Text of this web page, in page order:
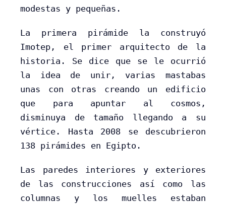
modestas y pequeñas.
La primera pirámide la construyó
Imotep, el primer arquitecto de la
historia. Se dice que se le ocurrió
la idea de unir, varias mastabas
unas con otras creando un edificio
que para apuntar al cosmos,
disminuya de tamaño llegando a su
vértice. Hasta 2008 se descubrieron
138 pirámides en Egipto.
Las paredes interiores y exteriores
de las construcciones así como las
columnas y los muelles estaban